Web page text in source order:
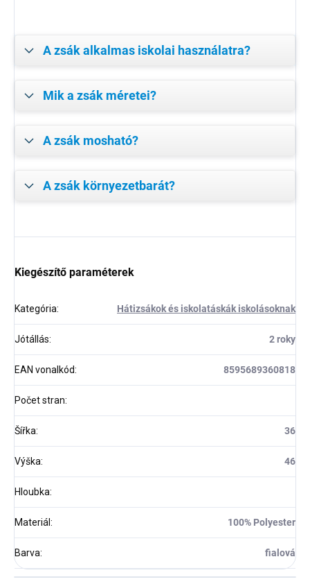
A zsák alkalmas iskolai használatra?
Mik a zsák méretei?
A zsák mosható?
A zsák környezetbarát?
Kiegészítő paraméterek
Kategória: Hátizsákok és iskolatáskák iskolásoknak
Jótállás: 2 roky
EAN vonalkód: 8595689360818
Počet stran:
Šířka: 36
Výška: 46
Hloubka:
Materiál: 100% Polyester
Barva: fialová